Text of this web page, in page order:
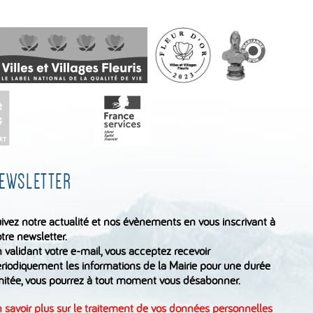
notre actualité et nos évènements en vous inscrivant à
newsletter.
validant votre e-mail, vous acceptez recevoir
les informations de la Mairie pour une durée
vous pourrez à tout moment vous désabonner.
savoir plus sur le traitement de vos données personnelles